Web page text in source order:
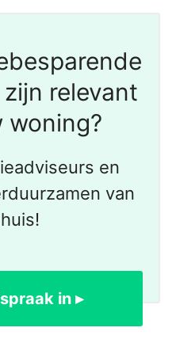
relevant
woning?
en
van
in ▸